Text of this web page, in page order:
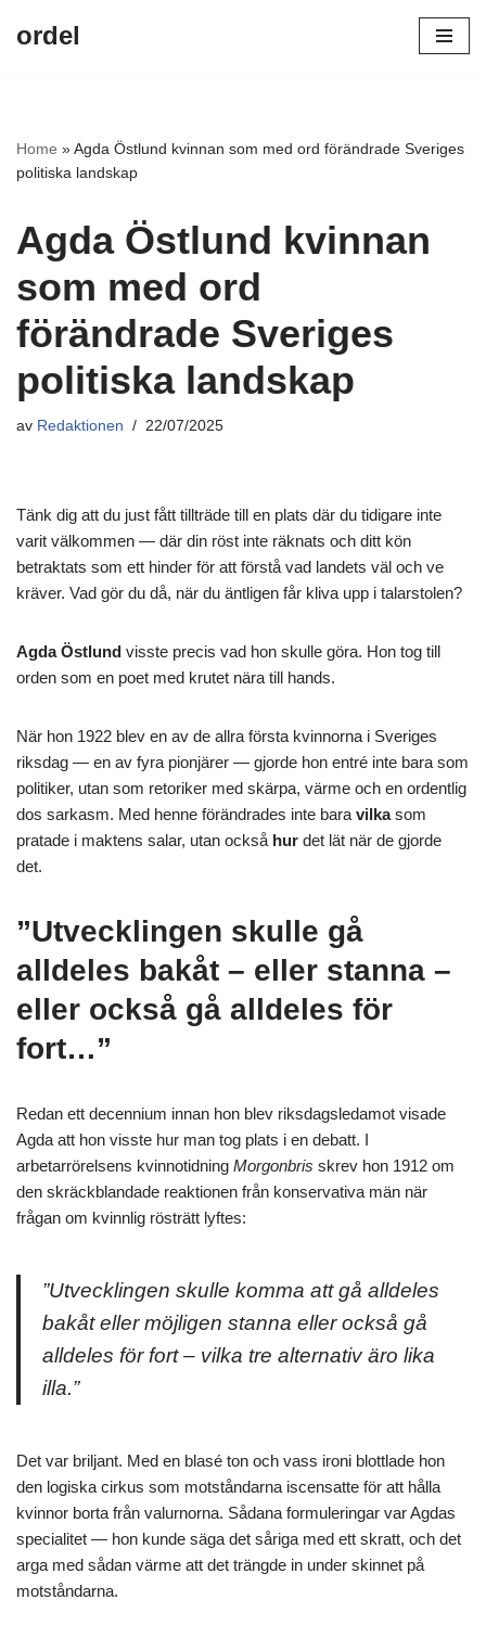
ordel
Home »Agda Östlund kvinnan som med ord förändrade Sveriges
politiska landskap
Agda Östlund kvinnan
som med ord
förändrade Sveriges
politiska landskap
av Redaktionen 22/07/2025
Tänk dig att du just fått tillträde till en plats där du tidigare inte
varit välkommen — där din röst inte räknats och ditt kön
betraktats som ett hinder för att förstå vad landets väl och ve
kräver. Vad gör du då, när du äntligen får kliva upp i talarstolen?
Agda Östlund visste precis vad hon skulle göra. Hon tog till
orden som en poet med krutet nära till hands.
När hon 1922 blev en av de allra första kvinnorna i Sveriges
riksdag — en av fyra pionjärer — gjorde hon entré inte bara som
politiker, utan som retoriker med skärpa, värme och en ordentlig
dos sarkasm. Med henne förändrades inte bara vilkasom
pratade i maktens salar, utan också hur det lät när de gjorde
det.
”Utvecklingen skulle gå
alldeles bakåt – eller stanna –
eller också gå alldeles för
fort…”
Redan ett decennium innan hon blev riksdagsledamot visade
Agda att hon visste hur man tog plats i en debatt. I
arbetarrörelsens kvinnotidning Morgonbris skrev hon 1912 om
den skräckblandade reaktionen från konservativa män när
frågan om kvinnlig rösträtt lyftes:
”Utvecklingen skulle komma att gå alldeles
bakåt eller möjligen stanna eller också gå
alldeles för fort – vilka tre alternativ äro lika
illa.”
Det var briljant. Med en blasé ton och vass ironi blottlade hon
den logiska cirkus som motståndarna iscensatte för att hålla
kvinnor borta från valurnorna. Sådana formuleringar var Agdas
specialitet — hon kunde säga det såriga med ett skratt, och det
arga med sådan värme att det trängde in under skinnet på
motståndarna.